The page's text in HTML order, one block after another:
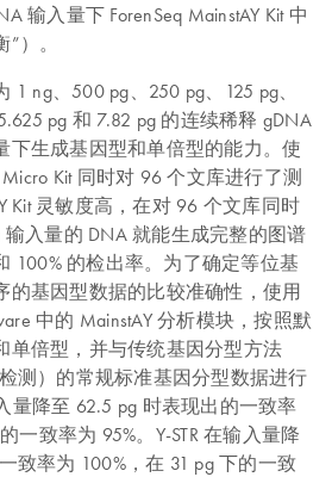
输入量下 ForenSeq MainstAY Kit 中
）。
ng、500 pg、250 pg、125 pg、
pg 和 7.82 pg 的连续稀释 gDNA
下生成基因型和单倍型的能力。使
Micro Kit 同时对 96 个文库进行了测
Kit 灵敏度高，在对 96 个文库同时
入量的 DNA 就能生成完整的图谱
100% 的检出率。为了确定等位基
的基因型数据的比较准确性，使用
中的 MainstAY 分析模块，按照默
单倍型，并与传统基因分型方法
检测）的常规标准基因分型数据进行
量降至 62.5 pg 时表现出的一致率
一致率为 95%。Y-STR 在输入量降
致率为 100%，在 31 pg 下的一致